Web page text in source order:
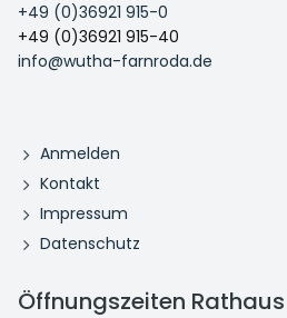
+49 (0)36921 915-0
+49 (0)36921 915-40
info@wutha-farnroda.de
Anmelden
Kontakt
Impressum
Datenschutz
Öffnungszeiten Rathaus